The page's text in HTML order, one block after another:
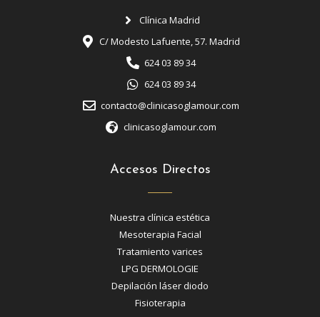
Clínica Madrid
C/ Modesto Lafuente, 57. Madrid
624 03 89 34
624 03 89 34
contacto@clinicasoglamour.com
clinicasoglamour.com
Accesos Directos
Nuestra clínica estética
Mesoterapia Facial
Tratamiento varices
LPG DERMOLOGIE
Depilación láser diodo
Fisioterapia